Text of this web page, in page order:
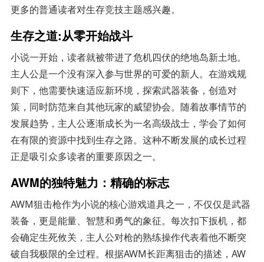
更多的普通读者对生存竞技主题感兴趣。
生存之道:从零开始战斗
小说一开始，读者就被带进了危机四伏的绝地岛新土地。
主人公是一个没有深入参与世界的可爱的新人。在游戏规
则下，他需要快速适应新环境，探索武器装备，创造对
策，同时防范来自其他玩家的威望协会。随着故事情节的
发展趋势，主人公逐渐成长为一名高级战士，学会了如何
在有限的资源中找到生存之路。这种不断发展的成长过程
正是吸引众多读者的重要原因之一。
AWM的独特魅力：精确的标志
AWM狙击枪作为小说的核心游戏道具之一，不仅仅是武器
装备，更是能量、智慧和勇气的象征。每次扣下扳机，都
会确定生死攸关，主人公对枪的熟练操作代表着他不断突
破自我极限的全过程。根据AWM长距离狙击的描述，AW